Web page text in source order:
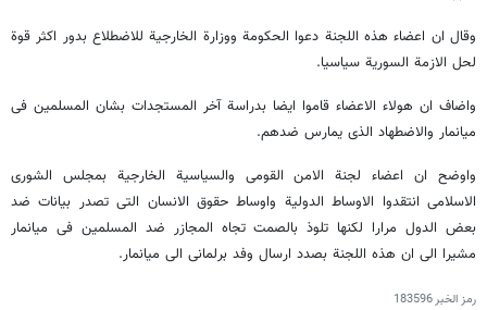
وقال ان اعضاء هذه اللجنة دعوا الحکومة ووزارة الخارجیة للاضطلاع بدور اکثر قوة
لحل الازمة السوریة سیاسیا.
واضاف ان هولاء الاعضاء قاموا ایضا بدراسة آخر المستجدات بشان المسلمین فی
میانمار والاضطهاد الذی یمارس ضدهم.
واوضح ان اعضاء لجنة الامن القومی والسیاسیة الخارجیة بمجلس الشوری
الاسلامی انتقدوا الاوساط الدولیة واوساط حقوق الانسان التی تصدر بیانات ضد
بعض الدول مرارا لکنها تلوذ بالصمت تجاه المجازر ضد المسلمین فی میانمار
مشیرا الی ان هذه اللجنة بصدد ارسال وفد برلمانی الی میانمار.
رمز الخبر183596